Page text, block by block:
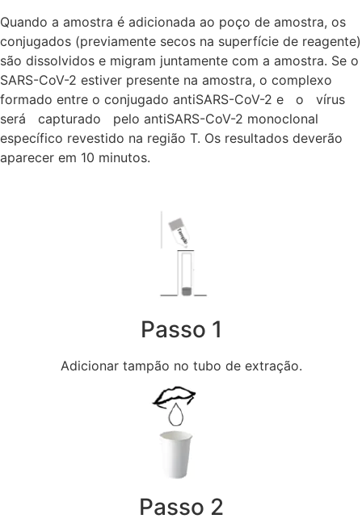
Quando a amostra é adicionada ao poço de amostra, os
conjugados (previamente secos na superfície de reagente)
são dissolvidos e migram juntamente com a amostra. Se o
SARS-CoV-2 estiver presente na amostra, o complexo
formado entre o conjugado antiSARS-CoV-2 e o vírus
será capturado pelo antiSARS-CoV-2 monoclonal
específico revestido na região T. Os resultados deverão
aparecer em 10 minutos.
Passo 1
Adicionar tampão no tubo de extração.
Passo 2